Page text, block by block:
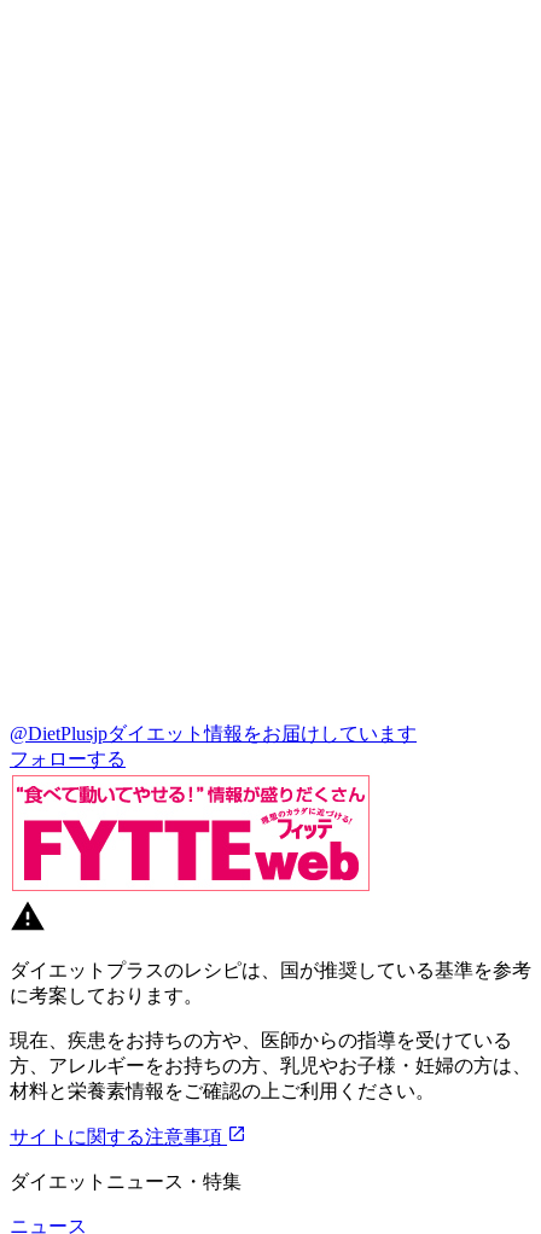
@DietPlusjpダイエット情報をお届けしています
フォローする
ダイエットプラスのレシピは、国が推奨している基準を参考
に考案しております。
現在、疾患をお持ちの方や、医師からの指導を受けている
方、アレルギーをお持ちの方、乳児やお子様・妊婦の方は、
材料と栄養素情報をご確認の上ご利用ください。
サイトに関する注意事項
ダイエットニュース・特集
ニュース